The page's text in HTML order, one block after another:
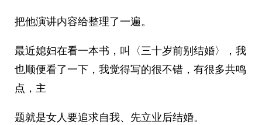
把他演讲内容给整理了一遍。
最近媳妇在看一本书，叫〈三十岁前别结婚〉，我
也顺便看了一下，我觉得写的很不错，有很多共鸣
点，主
题就是女人要追求自我、先立业后结婚。